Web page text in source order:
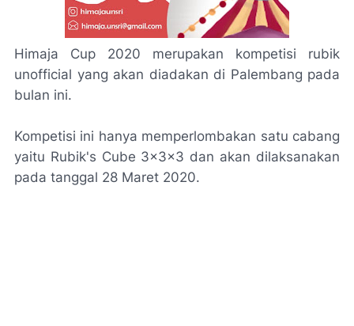
Himaja Cup 2020 merupakan kompetisi rubik
unofficial yang akan diadakan di Palembang pada
bulan ini.
Kompetisi ini hanya memperlombakan satu cabang
yaitu Rubik's Cube 3x3x3 dan akan dilaksanakan
pada tanggal 28 Maret 2020.